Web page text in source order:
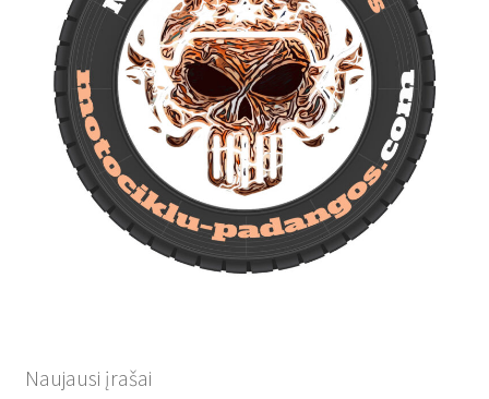
Naujausi įrašai